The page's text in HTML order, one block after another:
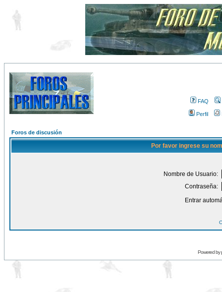
FAQ
Perfil
Foros de discusión
Por favor ingrese su
Nombre de Usuario:
Contraseña:
Entrar
Powered by